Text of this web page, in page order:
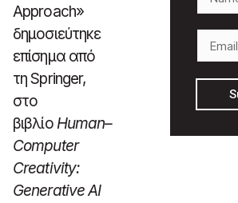
Approach»
δημοσιεύτηκε
επίσημα από
τη Springer,
στο
βιβλίοHuman–
Computer
Creativity:
Generative AI